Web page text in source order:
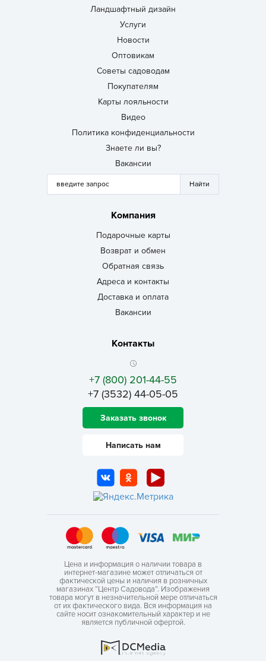
Ландшафтный дизайн
Услуги
Новости
Оптовикам
Советы садоводам
Покупателям
Карты лояльности
Видео
Политика конфиденциальности
Знаете ли вы?
Вакансии
Компания
Подарочные карты
Возврат и обмен
Обратная связь
Адреса и контакты
Доставка и оплата
Вакансии
Контакты
+7 (800) 201-44-55
+7 (3532) 44-05-05
Заказать звонок
Написать нам
Цена и информация о наличии товара в
интернет-магазине может отличаться от
фактической цены и наличия в розничных
магазинах “Центр Садовода”. Изображения
товара могут в незначительной мере отличаться
от их фактического вида. Вся информация на
сайте носит ознакомительный характер и не
является публичной офертой.